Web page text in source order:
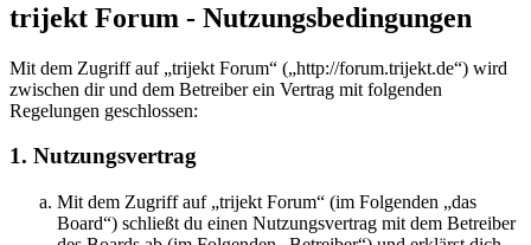
trijekt Forum - Nutzungsbedingungen
Mit dem Zugriff auf „trijekt Forum“ („http://forum.trijekt.de“) wird
zwischen dir und dem Betreiber ein Vertrag mit folgenden
Regelungen geschlossen:
1. Nutzungsvertrag
Mit dem Zugriff auf „trijekt Forum“ (im Folgenden „das
Board“) schließt du einen Nutzungsvertrag mit dem Betreiber